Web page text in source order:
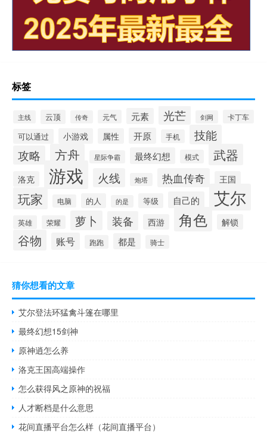
标签
主线 云顶 传奇 元气 元素 光芒 剑网 卡丁车
可以通过 小游戏 属性 开原 手机 技能
攻略 方舟 星际争霸 最终幻想 模式 武器
洛克 游戏 火线 炮塔 热血传奇 王国
玩家 电脑 的人 的是 等级 自己的 艾尔
英雄 荣耀 萝卜 装备 西游 角色 解锁
谷物 账号 跑跑 都是 骑士
猜你想看的文章
艾尔登法环猛禽斗篷在哪里
最终幻想15剑神
原神逍怎么养
洛克王国高端操作
怎么获得风之原神的祝福
人才断档是什么意思
花间直播平台怎么样（花间直播平台）